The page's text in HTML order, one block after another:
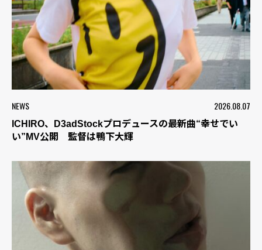
NEWS 2026.08.07
ICHIRO、D3adStockプロデュースの最新曲“幸せでい
い”MV公開 監督は鴨下大輝